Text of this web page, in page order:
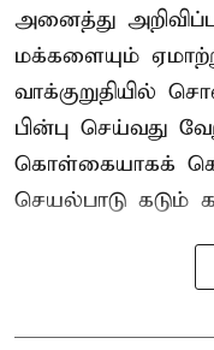
அனைத்து
மக்களையும்
வாக்குறுதியில்
பின்பு செய்வது
கொள்கையாகக்
செயல்பாடு கடும்